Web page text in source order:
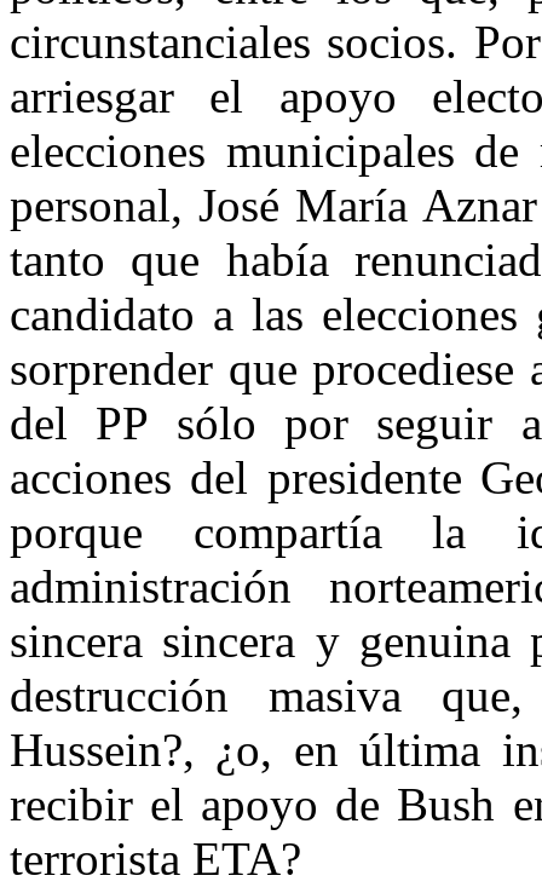
circunstanciales socios.
arriesgar el apoyo
elecciones municipales
personal, José María
tanto que había
candidato a las
sorprender que
del PP sólo por seguir
acciones del presidente
porque compartía la
administración
sincera sincera y genuina
destrucción masiva
Hussein?, ¿o, en última
recibir el apoyo de Bush
terrorista ETA?